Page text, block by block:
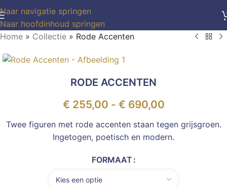
Naar navigatie springen
Naar hoofdinhoud springen
Home » Collectie » Rode Accenten
RODE ACCENTEN
€ 255,00 - € 690,00
Twee figuren met rode accenten staan tegen grijsgroen.
Ingetogen, poetisch en modern.
FORMAAT